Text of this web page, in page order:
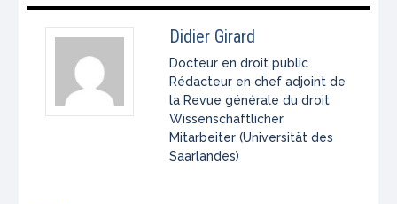
Didier Girard
Docteur en droit public
Rédacteur en chef adjoint de
la Revue générale du droit
Wissenschaftlicher
Mitarbeiter (Universität des
Saarlandes)